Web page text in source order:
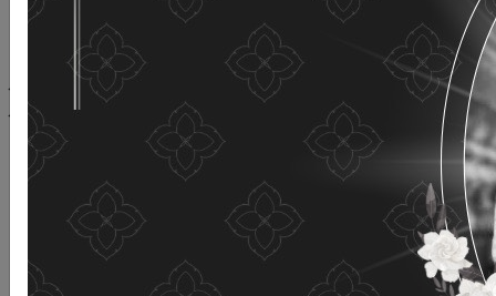
Negative sharpness
Normal Definition
Open and read with voice
Turn off voice reading
Site map
This website uses cookies (Cookies)
The Department of Older Persons Affairs
values ​​your
personal information for the purpose of developing
and improving the website. If you use this website
without changing any settings it means that you agree